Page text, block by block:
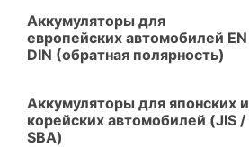
Аккумуляторы для
европейских автомобилей EN
DIN (обратная полярность)
Аккумуляторы для японских и
корейских автомобилей (JIS /
SBA)